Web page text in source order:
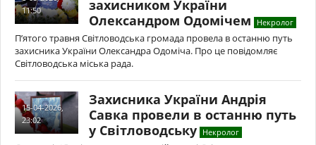
11:50
захисником України
Олександром Одомічем
Некролог
П’ятого травня Світловодська громада провела в останню путь
захисника України Олександра Одоміча. Про це повідомляє
Світловодська міська рада.
15-04-2026,
23:02
Захисника України Андрія
Савка провели в останню путь
у Світловодську Некролог